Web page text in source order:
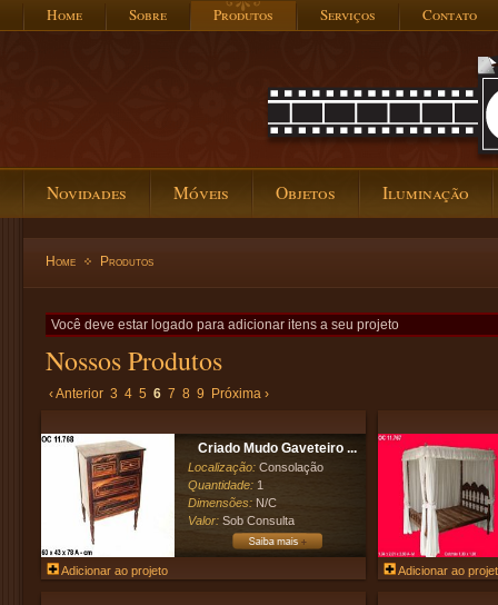
Home Sobre Produtos Serviços Contato
Novidades Móveis Objetos Iluminação
Home Produtos
Você deve estar logado para adicionar itens a seu projeto
Nossos Produtos
‹ Anterior 3 4 5 6 7 8 9 Próxima ›
Criado Mudo Gaveteiro ...
Localização: Consolação
Quantidade: 1
Dimensões: N/C
Valor: Sob Consulta
Adicionar ao projeto Adicionar ao